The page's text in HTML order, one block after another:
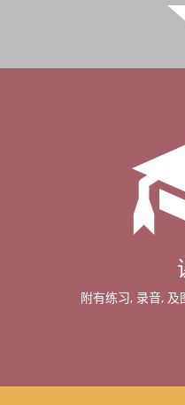
附有练习, 录音,